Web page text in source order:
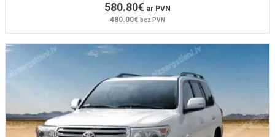
580.80€ ar PVN
480.00€ bez PVN